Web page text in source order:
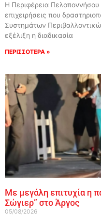
Η Περιφέρεια Πελοποννήσου
επιχειρήσεις που
Συστημάτων
εξέλιξη η διαδικασία
ΠΕΡΙΣΣΟΤΕΡΑ »
Με μεγάλη επιτυχία η
Σώγιερ” στο Άργος
05/08/2026